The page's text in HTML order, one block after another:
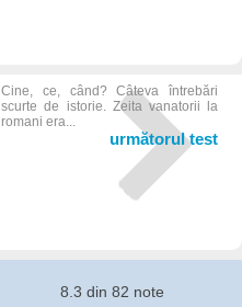
Cine, ce, când? Câteva întrebări
scurte de istorie. Zeita vanatorii la
romani era...
următorul test
8.3 din 82 note